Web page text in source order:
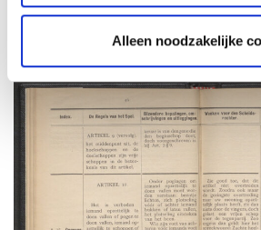
Alleen noodzakelijke
er een doelpunt gemaakt was, ‘dan zal
verongelijkt, doch berust in het